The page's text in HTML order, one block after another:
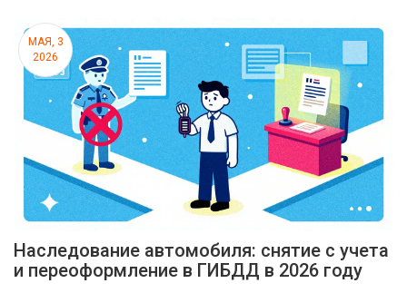
МАЯ, 3
2026
Наследование автомобиля: снятие с учета
и переоформление в ГИБДД в 2026 году